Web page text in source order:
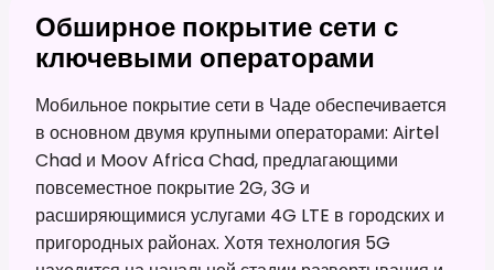
Обширное покрытие сети с
ключевыми операторами
Мобильное покрытие сети в Чаде обеспечивается
в основном двумя крупными операторами: Airtel
Chad и Moov Africa Chad, предлагающими
повсеместное покрытие 2G, 3G и
расширяющимися услугами 4G LTE в городских и
пригородных районах. Хотя технология 5G